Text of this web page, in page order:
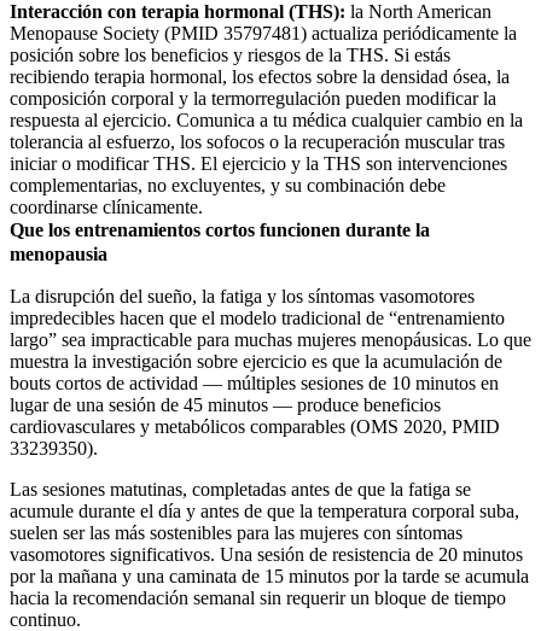
Interacción con terapia hormonal (THS): la North American
Menopause Society (PMID 35797481) actualiza periódicamente la
posición sobre los beneficios y riesgos de la THS. Si estás
recibiendo terapia hormonal, los efectos sobre la densidad ósea, la
composición corporal y la termorregulación pueden modificar la
respuesta al ejercicio. Comunica a tu médica cualquier cambio en la
tolerancia al esfuerzo, los sofocos o la recuperación muscular tras
iniciar o modificar THS. El ejercicio y la THS son intervenciones
complementarias, no excluyentes, y su combinación debe
coordinarse clínicamente.
Que los entrenamientos cortos funcionen durante la
menopausia
La disrupción del sueño, la fatiga y los síntomas vasomotores
impredecibles hacen que el modelo tradicional de “entrenamiento
largo” sea impracticable para muchas mujeres menopáusicas. Lo que
muestra la investigación sobre ejercicio es que la acumulación de
bouts cortos de actividad — múltiples sesiones de 10 minutos en
lugar de una sesión de 45 minutos — produce beneficios
cardiovasculares y metabólicos comparables (OMS 2020, PMID
33239350).
Las sesiones matutinas, completadas antes de que la fatiga se
acumule durante el día y antes de que la temperatura corporal suba,
suelen ser las más sostenibles para las mujeres con síntomas
vasomotores significativos. Una sesión de resistencia de 20 minutos
por la mañana y una caminata de 15 minutos por la tarde se acumula
hacia la recomendación semanal sin requerir un bloque de tiempo
continuo.